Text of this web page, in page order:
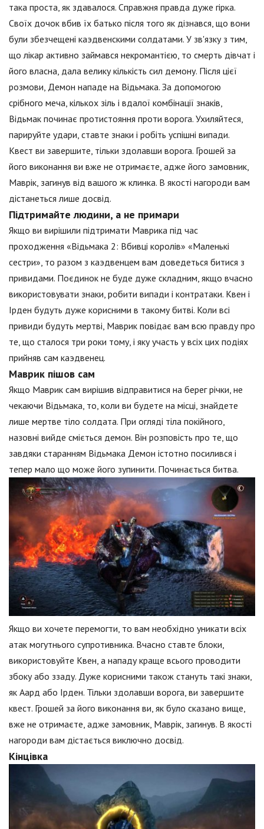
така проста, як здавалося. Справжня правда дуже гірка.
Своїх дочок вбив їх батько після того як дізнався, що вони
були збезчещені каэдвенскими солдатами. У зв'язку з тим,
що лікар активно займався некромантією, то смерть дівчат і
його власна, дала велику кількість сил демону. Після цієї
розмови, Демон нападе на Відьмака. За допомогою
срібного меча, кількох зіль і вдалої комбінації знаків,
Відьмак починає протистояння проти ворога. Ухиляйтеся,
парируйте удари, ставте знаки і робіть успішні випади.
Квест ви завершите, тільки здолавши ворога. Грошей за
його виконання ви вже не отримаєте, адже його замовник,
Маврік, загинув від вашого ж клинка. В якості нагороди вам
дістанеться лише досвід.
Підтримайте людини, а не примари
Якщо ви вирішили підтримати Маврика під час
проходження «Відьмака 2: Вбивці королів» «Маленькі
сестри», то разом з каэдвенцем вам доведеться битися з
привидами. Поєдинок не буде дуже складним, якщо вчасно
використовувати знаки, робити випади і контратаки. Квен і
Ірден будуть дуже корисними в такому битві. Коли всі
привиди будуть мертві, Маврик повідає вам всю правду про
те, що сталося три роки тому, і яку участь у всіх цих подіях
прийняв сам каэдвенец.
Маврик пішов сам
Якщо Маврик сам вирішив відправитися на берег річки, не
чекаючи Відьмака, то, коли ви будете на місці, знайдете
лише мертве тіло солдата. При огляді тіла покійного,
назовні вийде сміється демон. Він розповість про те, що
завдяки старанням Відьмака Демон істотно посилився і
тепер мало що може його зупинити. Починається битва.
Якщо ви хочете перемогти, то вам необхідно уникати всіх
атак могутнього супротивника. Вчасно ставте блоки,
використовуйте Квен, а нападу краще всього проводити
збоку або ззаду. Дуже корисними також стануть такі знаки,
як Аард або Ірден. Тільки здолавши ворога, ви завершите
квест. Грошей за його виконання ви, як було сказано вище,
вже не отримаєте, адже замовник, Маврік, загинув. В якості
нагороди вам дістається виключно досвід.
Кінцівка